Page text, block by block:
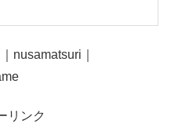
nusamatsuri｜
リンク